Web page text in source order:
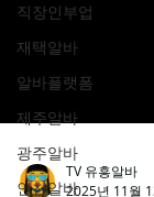
직장인부업
재택알바
알바플랫폼
제주알바
광주알바
인천알바